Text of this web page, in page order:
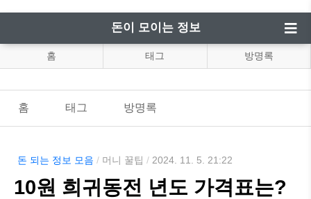
돈이 모이는 정보
홈 태그 방명록
홈 태그 방명록
돈 되는 정보 모음 / 머니 꿀팁 / 2024. 11. 5. 21:22
10원 희귀동전 년도 가격표는?